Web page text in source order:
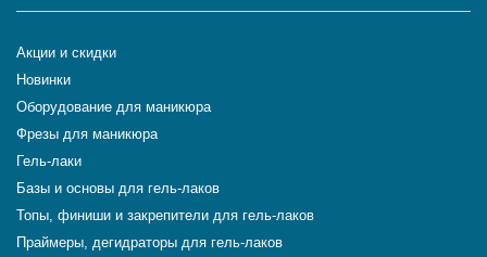
Акции и скидки
Новинки
Оборудование для маникюра
Фрезы для маникюра
Гель-лаки
Базы и основы для гель-лаков
Топы, финиши и закрепители для гель-лаков
Праймеры, дегидраторы для гель-лаков